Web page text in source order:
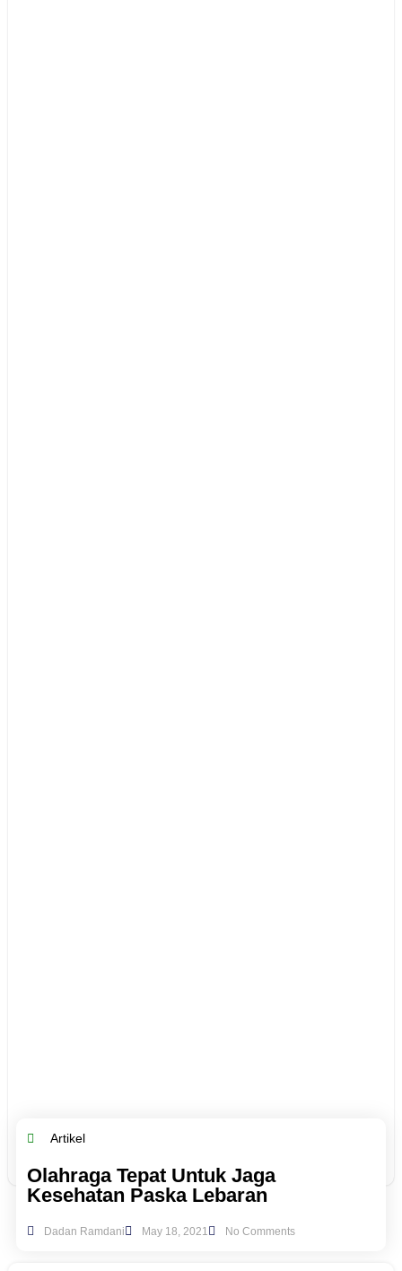
Artikel
Olahraga Tepat Untuk Jaga
Kesehatan Paska Lebaran
Dadan Ramdani May 18, 2021 No Comments